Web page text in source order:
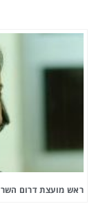
ראש מועצת דרום